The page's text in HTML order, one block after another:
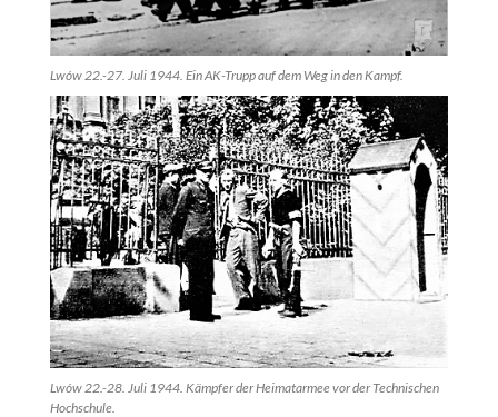
Lwów 22.-27. Juli 1944. Ein AK-Trupp auf dem Weg in den Kampf.
Lwów 22.-28. Juli 1944. Kämpfer der Heimatarmee vor der Technischen
Hochschule.